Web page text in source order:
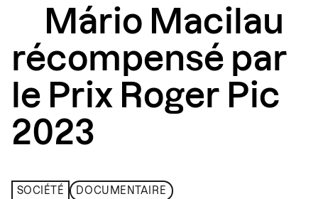
Mário Macilau
récompensé par
le Prix Roger Pic
2023
SOCIÉTÉ DOCUMENTAIRE